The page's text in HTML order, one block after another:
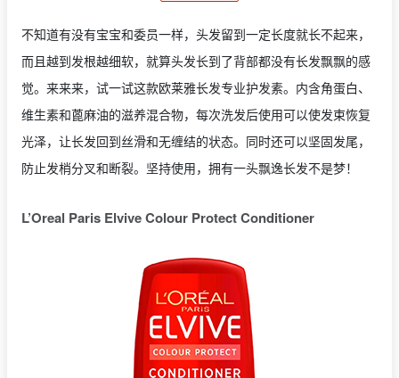
不知道有没有宝宝和委员一样，头发留到一定长度就长不起来，
而且越到发根越细软，就算头发长到了背部都没有长发飘飘的感
觉。来来来，试一试这款欧莱雅长发专业护发素。内含角蛋白、
维生素和蓖麻油的滋养混合物，每次洗发后使用可以使发束恢复
光泽，让长发回到丝滑和无缠结的状态。同时还可以坚固发尾，
防止发梢分叉和断裂。坚持使用，拥有一头飘逸长发不是梦！
L’Oreal Paris Elvive Colour Protect Conditioner